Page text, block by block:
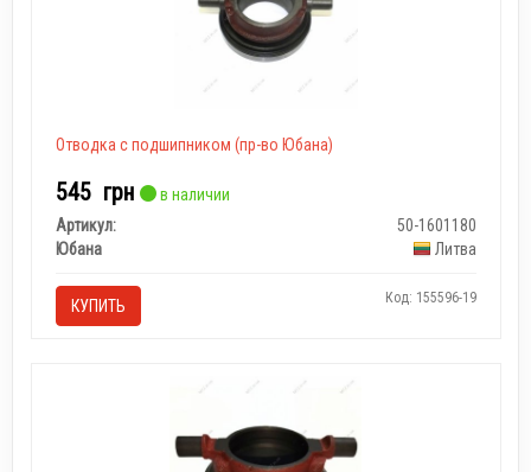
Отводка с подшипником (пр-во Юбана)
545 грн
в наличии
Артикул:
50-1601180
Юбана
Литва
КУПИТЬ Код: 155596-19